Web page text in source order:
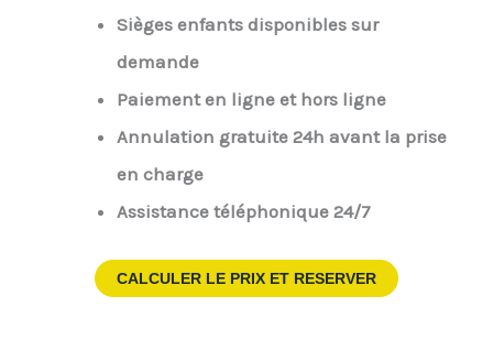
Sièges enfants disponibles sur
demande
Paiement en ligne et hors ligne
Annulation gratuite 24h avant la prise
en charge
Assistance téléphonique 24/7
CALCULER LE PRIX ET RESERVER